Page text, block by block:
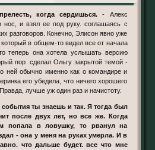
когда сердишься. - Алекс
и взял ее под руку. соглашаясь с
разговоров. Конечно, Элисон явно уже
в общем-то видел все от начала
теперь она хотела услышать версию
пор сделал Ольгу закрытой темой -
ней обычно именно как о командире и
его убедила, что ничего хорошего
лучше уж один раз и начистоту.
после двух лет, но все же. Когда
попала в ловушку, то рванул на
- она у меня на руках умерла. И в
что дальше будет. все что мне